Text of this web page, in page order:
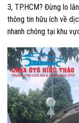
3, TP.HCM? Đừng lo
thông tin hữu ích về
nhanh chóng tại khu